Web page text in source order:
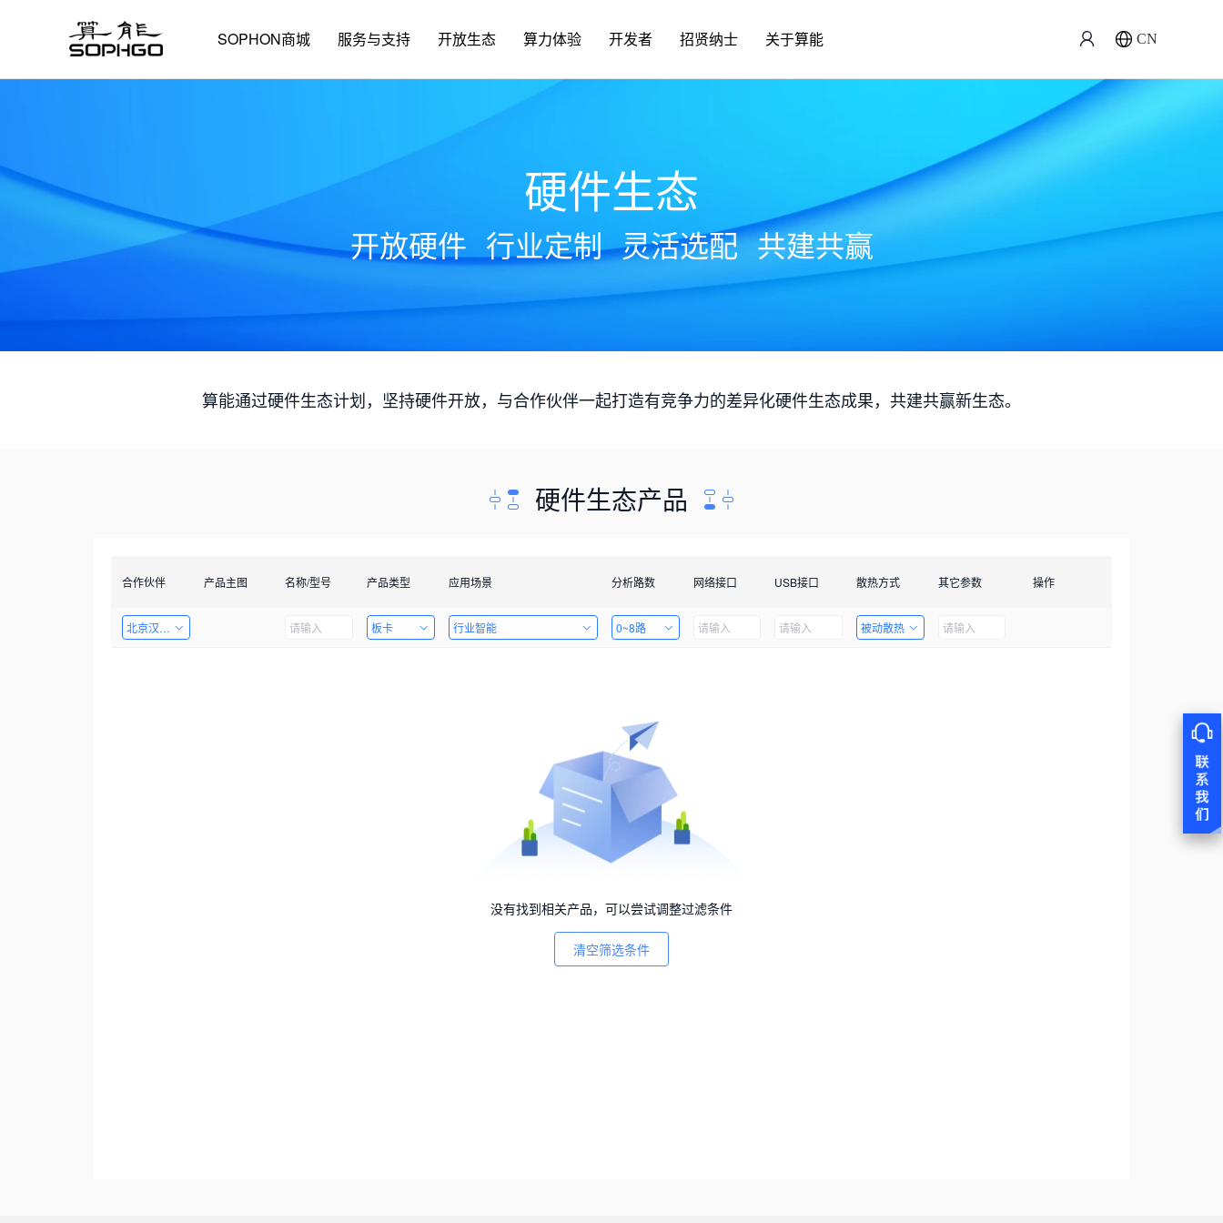
SOPHON商城 服务与支持 开放生态 算力体验 开发者 招贤纳士 关于算能 CN
硬件生态
开放硬件 行业定制 灵活选配 共建共赢
算能通过硬件生态计划，坚持硬件开放，与合作伙伴一起打造有竞争力的差异化硬件生态成果，共建共赢新生态。
硬件生态产品
合作伙伴 产品主图 名称/型号 产品类型 应用场景 分析路数 网络接口 USB接口 散热方式 其它参数 操作
北京汉智兴科技有限公司 板卡 行业智能 0~8路 被动散热
没有找到相关产品，可以尝试调整过滤条件
清空筛选条件